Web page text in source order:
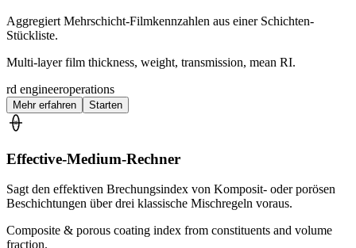
Aggregiert Mehrschicht-Filmkennzahlen aus einer Schichten-
Stückliste.
Multi-layer film thickness, weight, transmission, mean RI.
rd engineeroperations
Mehr erfahren Starten
Effective-Medium-Rechner
Sagt den effektiven Brechungsindex von Komposit- oder porösen
Beschichtungen über drei klassische Mischregeln voraus.
Composite & porous coating index from constituents and volume
fraction.